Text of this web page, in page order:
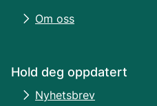
Om oss
Hold deg oppdatert
Nyhetsbrev